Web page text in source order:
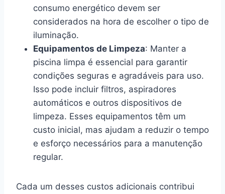
consumo energético devem ser
considerados na hora de escolher o tipo de
iluminação.
Equipamentos de Limpeza: Manter a
piscina limpa é essencial para garantir
condições seguras e agradáveis para uso.
Isso pode incluir filtros, aspiradores
automáticos e outros dispositivos de
limpeza. Esses equipamentos têm um
custo inicial, mas ajudam a reduzir o tempo
e esforço necessários para a manutenção
regular.
Cada um desses custos adicionais contribui